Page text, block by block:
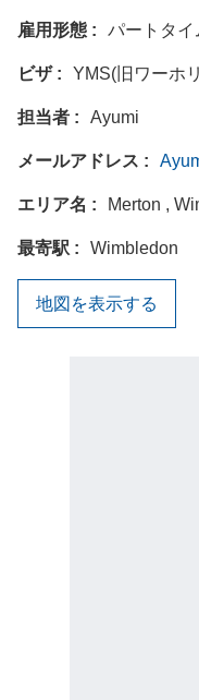
雇用形態 パートタイ
ビザ YMS(旧ワーホ
担当者 Ayumi
メールアドレス
エリア名 Merton ,
最寄駅 Wimbledon
地図を表示する